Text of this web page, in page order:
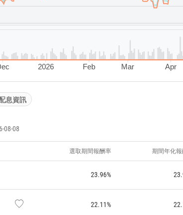
2026 Feb Mar Apr
息資訊
08-08
選取期間報酬率 期間年化
23.96%
22.11%